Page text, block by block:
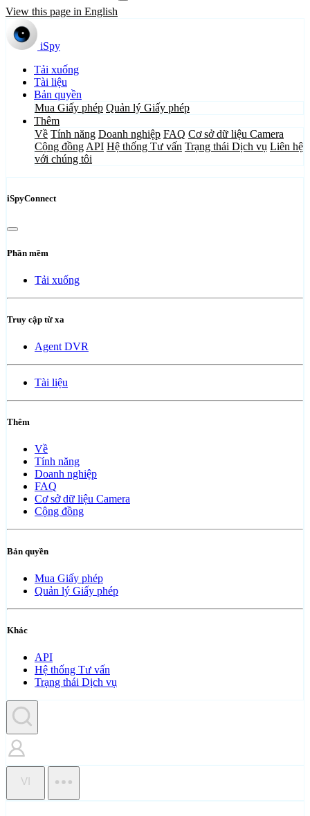
View this page in English
iSpy
Tải xuống
Tài liệu
Bản quyền
Mua Giấy phép Quản lý Giấy phép
Thêm
Về Tính năng Doanh nghiệp FAQ Cơ sở dữ liệu Camera
Cộng đồng API Hệ thống Tư vấn Trạng thái Dịch vụ Liên hệ
với chúng tôi
iSpyConnect
Phần mềm
Tải xuống
Truy cập từ xa
Agent DVR
Tài liệu
Thêm
Về
Tính năng
Doanh nghiệp
FAQ
Cơ sở dữ liệu Camera
Cộng đồng
Bản quyền
Mua Giấy phép
Quản lý Giấy phép
Khác
API
Hệ thống Tư vấn
Trạng thái Dịch vụ
VI